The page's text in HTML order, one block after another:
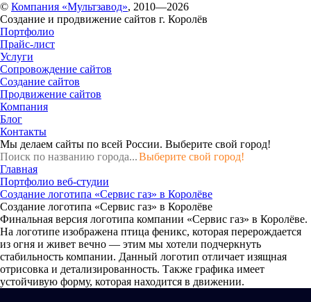
© Компания «Мультзавод», 2010—2026
Создание и продвижение сайтов г. Королёв
Портфолио
Прайс-лист
Услуги
Сопровождение сайтов
Создание сайтов
Продвижение сайтов
Компания
Блог
Контакты
Мы делаем сайты по всей России. Выберите свой город!
Выберите свой город!
Главная
Портфолио веб-студии
Создание логотипа «Сервис газ» в Королёве
Создание логотипа «Сервис газ» в Королёве
Финальная версия логотипа компании «Сервис газ» в Королёве.
На логотипе изображена птица феникс, которая перерождается
из огня и живет вечно — этим мы хотели подчеркнуть
стабильность компании. Данный логотип отличает изящная
отрисовка и детализированность. Также графика имеет
устойчивую форму, которая находится в движении.